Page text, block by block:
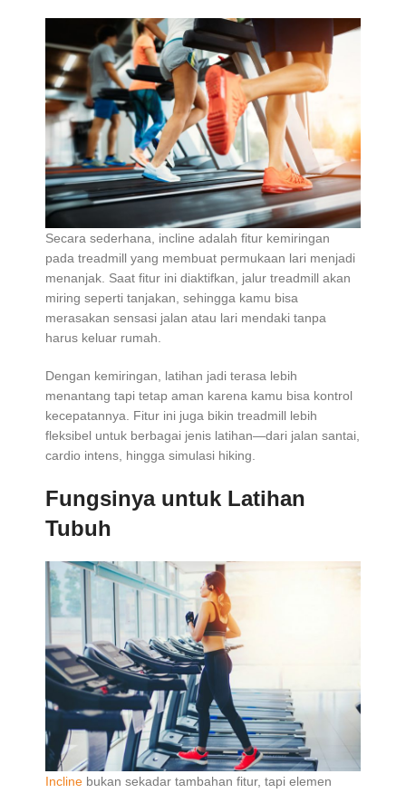
Secara sederhana, incline adalah fitur kemiringan
pada treadmill yang membuat permukaan lari menjadi
menanjak. Saat fitur ini diaktifkan, jalur treadmill akan
miring seperti tanjakan, sehingga kamu bisa
merasakan sensasi jalan atau lari mendaki tanpa
harus keluar rumah.
Dengan kemiringan, latihan jadi terasa lebih
menantang tapi tetap aman karena kamu bisa kontrol
kecepatannya. Fitur ini juga bikin treadmill lebih
fleksibel untuk berbagai jenis latihan—dari jalan santai,
cardio intens, hingga simulasi hiking.
Fungsinya untuk Latihan
Tubuh
Incline bukan sekadar tambahan fitur, tapi elemen